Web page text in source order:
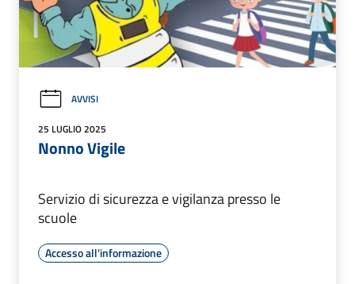
AVVISI
25 LUGLIO 2025
Nonno Vigile
Servizio di sicurezza e vigilanza presso le
scuole
Accesso all'informazione